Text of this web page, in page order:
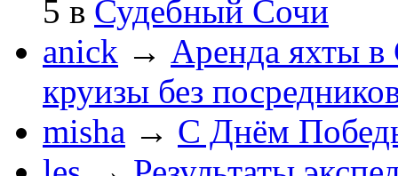
5 в Судебный Сочи
anick → Аренда яхты в
круизы без
misha → С Днём